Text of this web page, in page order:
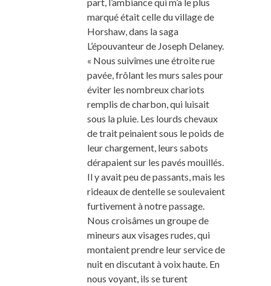
marqué était celle du village de
Horshaw, dans la saga
L’épouvanteur de Joseph Delaney.
« Nous suivîmes une étroite rue
pavée, frôlant les murs sales pour
éviter les nombreux chariots
remplis de charbon, qui luisait
sous la pluie. Les lourds chevaux
de trait peinaient sous le poids de
leur chargement, leurs sabots
dérapaient sur les pavés mouillés.
Il y avait peu de passants, mais les
rideaux de dentelle se soulevaient
furtivement à notre passage.
Nous croisâmes un groupe de
mineurs aux visages rudes, qui
montaient prendre leur service de
nuit en discutant à voix haute. En
nous voyant, ils se turent